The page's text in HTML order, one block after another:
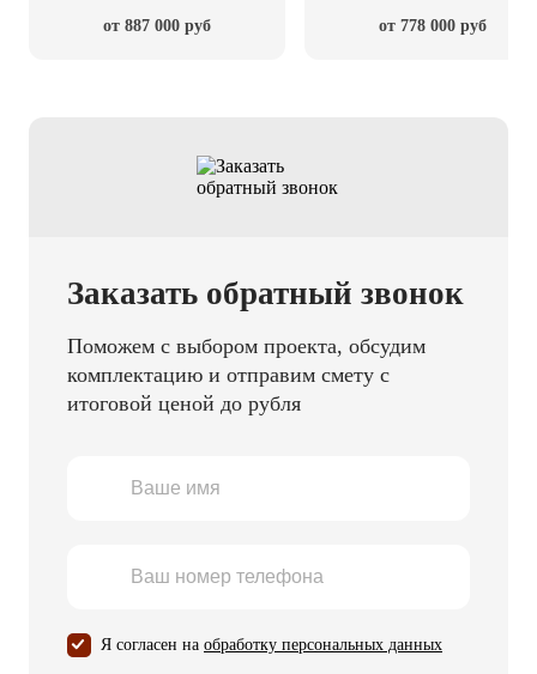
от 887 000 руб от 778 000 руб
Заказать обратный звонок
Поможем с выбором проекта, обсудим
комплектацию и отправим смету с
итоговой ценой до рубля
Я согласен на обработку персональных данных